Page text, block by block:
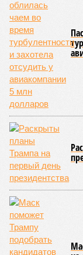
концессионный
компания
2038-го,
постановки
Неудивительно,
реагируя на
со словно
кажется, стало
и РЖД
взятые на себя
договора от 2008
современную
бюджет
содержание.
выплачивались,
дороги»
И в самом деле.
вагоны, по
повреждённые